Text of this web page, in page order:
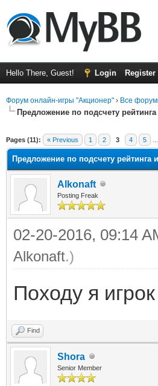
Hello There, Guest! Login Register
Форум онлайн-игры "Акционер" › Все
Предложение по подсчету рейтинга
Pages (11): « Previous 1 2 3 4 5
Предложение по подсчету рейтинга
Alkonaft
Posting Freak
02-20-2016, 09:14
Alkonaft.)
Походу я
Find
Shora
Senior Member